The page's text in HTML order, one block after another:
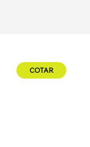
COTAR